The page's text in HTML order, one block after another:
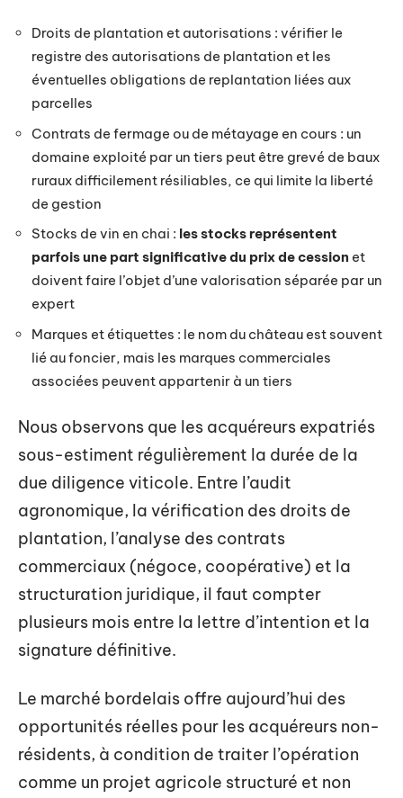
Droits de plantation et autorisations : vérifier le
registre des autorisations de plantation et les
éventuelles obligations de replantation liées aux
parcelles
Contrats de fermage ou de métayage en cours : un
domaine exploité par un tiers peut être grevé de baux
ruraux difficilement résiliables, ce qui limite la liberté
de gestion
Stocks de vin en chai : les stocks représentent
parfois une part significative du prix de cession et
doivent faire l’objet d’une valorisation séparée par un
expert
Marques et étiquettes : le nom du château est souvent
lié au foncier, mais les marques commerciales
associées peuvent appartenir à un tiers
Nous observons que les acquéreurs expatriés
sous-estiment régulièrement la durée de la
due diligence viticole. Entre l’audit
agronomique, la vérification des droits de
plantation, l’analyse des contrats
commerciaux (négoce, coopérative) et la
structuration juridique, il faut compter
plusieurs mois entre la lettre d’intention et la
signature définitive.
Le marché bordelais offre aujourd’hui des
opportunités réelles pour les acquéreurs non-
résidents, à condition de traiter l’opération
comme un projet agricole structuré et non